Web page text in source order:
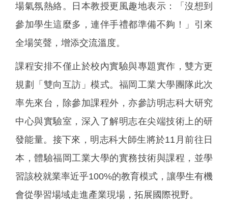
場氣氛熱絡。日本教授更風趣地表示：「沒想到
參加學生這麼多，連伴手禮都準備不夠！」引來
全場笑聲，增添交流溫度。
課程安排不僅止於校內實驗與專題實作，雙方更
規劃「雙向互訪」模式。福岡工業大學團隊此次
率先來台，除參加課程外，亦參訪明志科大研究
中心與實驗室，深入了解明志在尖端技術上的研
發能量。接下來，明志科大師生將於11月前往日
本，體驗福岡工業大學的實務技術與課程，並學
習該校就業率近乎100%的教育模式，讓學生有機
會從學習場域走進產業現場，拓展國際視野。